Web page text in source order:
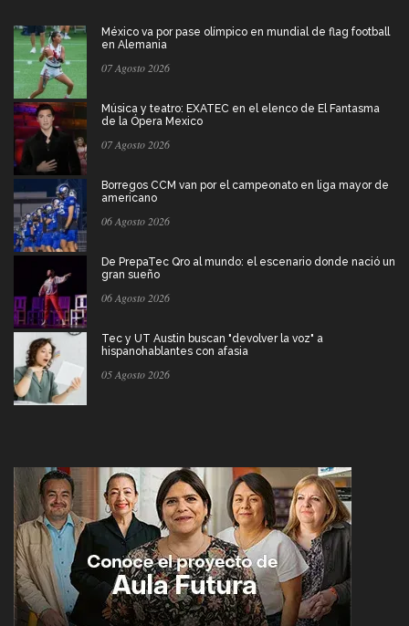
México va por pase olímpico en mundial de flag football
en Alemania
07 Agosto 2026
Música y teatro: EXATEC en el elenco de El Fantasma
de la Ópera Mexico
07 Agosto 2026
Borregos CCM van por el campeonato en liga mayor de
americano
06 Agosto 2026
De PrepaTec Qro al mundo: el escenario donde nació un
gran sueño
06 Agosto 2026
Tec y UT Austin buscan "devolver la voz" a
hispanohablantes con afasia
05 Agosto 2026